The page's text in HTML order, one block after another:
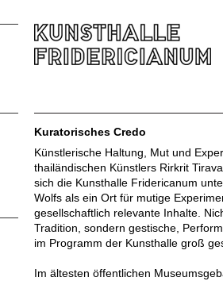
Kuratorisches Credo
Künstlerische Haltung, Mut und
thailändischen Künstlers Rirkrit
sich die Kunsthalle Fridericanum
Wolfs als ein Ort für mutige
gesellschaftlich relevante Inhalte.
Tradition, sondern gestische,
im Programm der Kunsthalle groß
Im ältesten öffentlichen